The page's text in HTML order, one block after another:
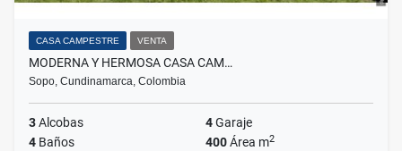
CASA CAMPESTRE VENTA
MODERNA Y HERMOSA CASA CAM…
Sopo, Cundinamarca, Colombia
3Alcobas 4Garaje
4 Baños 400Área m2